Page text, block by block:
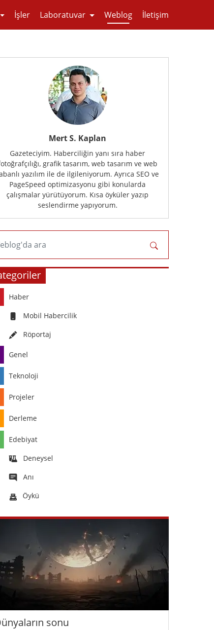
İşler Laboratuvar Weblog İletişim
Mert S. Kaplan
Gazeteciyim. Haberciliğin yanı sıra haber
grafik tasarım, web tasarım ve web
yazılım ile de ilgileniyorum. Ayrıca SEO ve
PageSpeed optimizasyonu gibi konularda
çalışmalar yürütüyorum. Kısa öyküler yazıp
seslendirme yapıyorum.
ara
Haber
Mobil Habercilik
Röportaj
Genel
Teknoloji
Projeler
Derleme
Edebiyat
Deneysel
Anı
Öykü
sonu